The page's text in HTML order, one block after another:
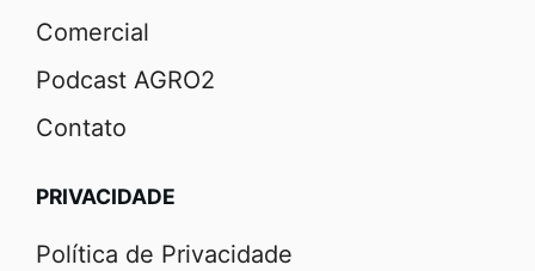
Comercial
Podcast AGRO2
Contato
PRIVACIDADE
Política de Privacidade